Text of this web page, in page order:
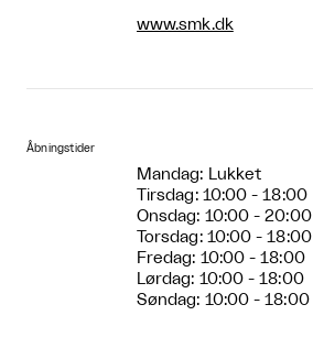
www.smk.dk
Åbningstider
Mandag: Lukket
Tirsdag: 10:00 - 18:00
Onsdag: 10:00 - 20:00
Torsdag: 10:00 - 18:00
Fredag: 10:00 - 18:00
Lørdag: 10:00 - 18:00
Søndag: 10:00 - 18:00